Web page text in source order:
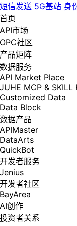
短信发送 5G基站 身
首页
API市场
OPC社区
产品矩阵
数据服务
API Market Place
JUHE MCP & SKILL
Customized Data
Data Block
数据产品
APIMaster
DataArts
QuickBot
开发者服务
Jenius
开发者社区
BayArea
AI创作
投资者关系